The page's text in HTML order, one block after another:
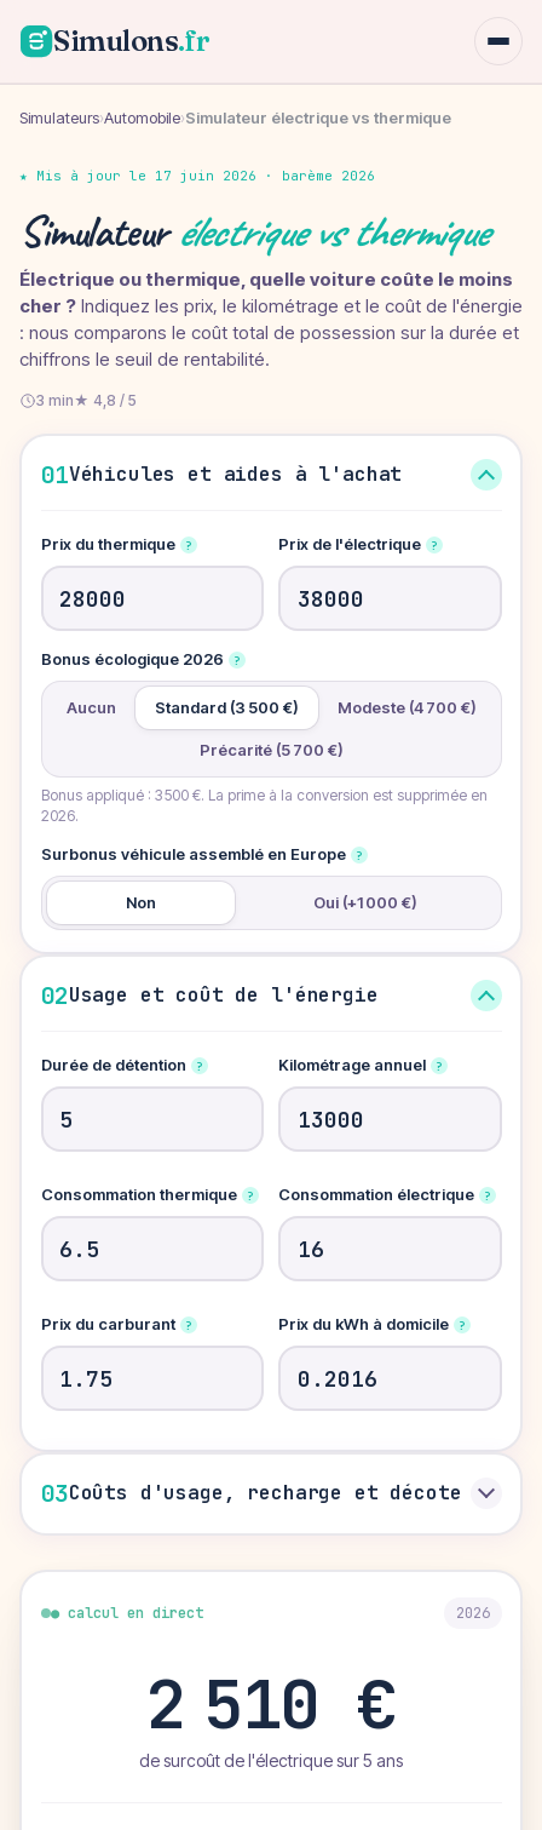
Simulons.fr
Simulateurs›Automobile›Simulateur électrique vs thermique
★ Mis à jour le 17 juin 2026 · barème 2026
Simulateurélectrique vs thermique
Électrique ou thermique, quelle voiture coûte le moins
cher ? Indiquez les prix, le kilométrage et le coût de l'énergie
: nous comparons le coût total de possession sur la durée et
chiffrons le seuil de rentabilité.
3 min★ 4,8 / 5
01Véhicules et aides à l'achat
Prix du thermique ? Prix de l'électrique ?
Bonus écologique 2026 ?
Aucun Standard (3 500 €) Modeste (4 700 €)
Précarité (5 700 €)
Bonus appliqué : 3 500 €. La prime à la conversion est supprimée en
2026.
Surbonus véhicule assemblé en Europe ?
Non Oui (+1 000 €)
02Usage et coût de l'énergie
Durée de détention ? Kilométrage annuel ?
Consommation thermique ? Consommation électrique ?
Prix du carburant ? Prix du kWh à domicile ?
03Coûts d'usage, recharge et décote
● calcul en direct 2026
2 510 €
de surcoût de l'électrique sur 5 ans